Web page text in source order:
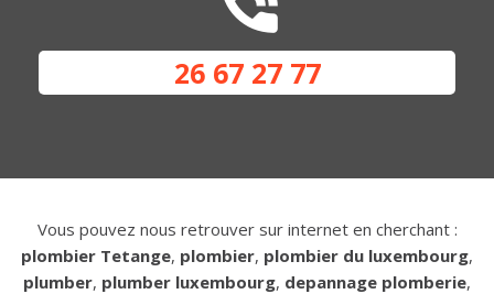
26 67 27 77
Vous pouvez nous retrouver sur internet en cherchant :
plombier Tetange, plombier, plombier du luxembourg,
plumber, plumber luxembourg, depannage plomberie,